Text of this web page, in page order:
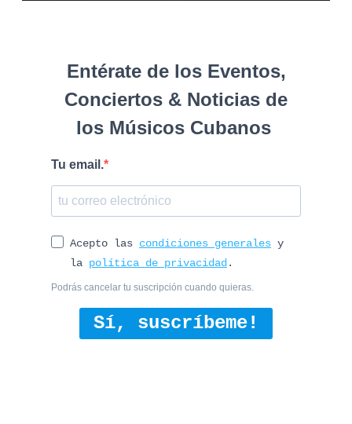
Entérate de los Eventos,
Conciertos & Noticias de
los Músicos Cubanos
Tu email.
Acepto las condiciones generales y
la política de privacidad .
Podrás cancelar tu suscripción cuando quieras.
Sí, suscríbeme!